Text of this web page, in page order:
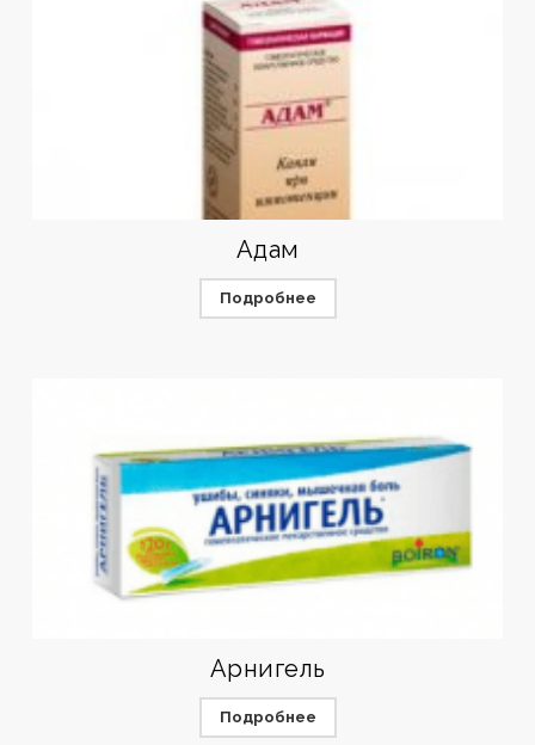
Адам
Подробнее
Арнигель
Подробнее